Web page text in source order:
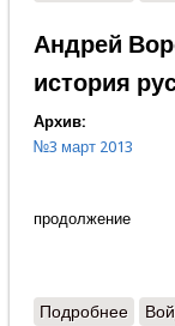
Андрей
история
Архив:
№3 март 2013
продолжение
Подробнеео